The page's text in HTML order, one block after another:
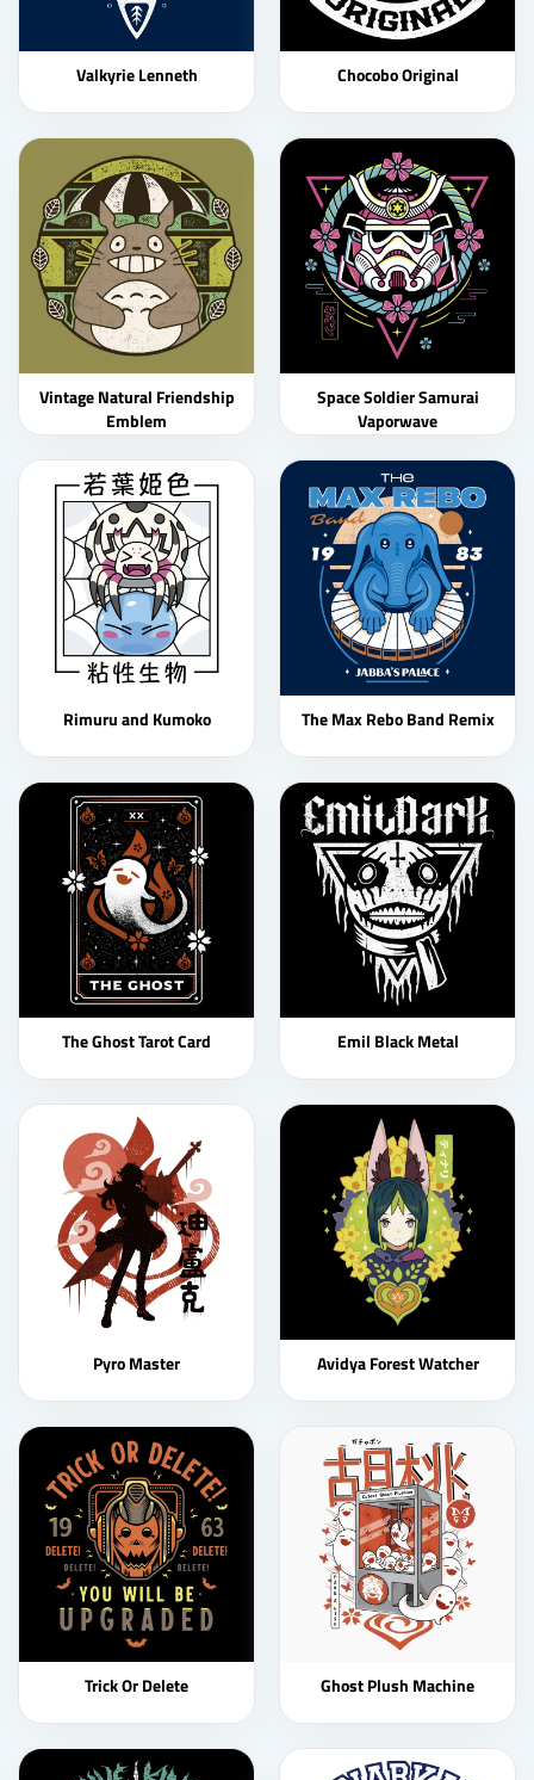
Valkyrie Lenneth Chocobo Original
Vintage Natural Friendship
Emblem
Space Soldier Samurai
Vaporwave
Rimuru and Kumoko The Max Rebo Band Remix
The Ghost Tarot Card Emil Black Metal
Pyro Master Avidya Forest Watcher
Trick Or Delete Ghost Plush Machine